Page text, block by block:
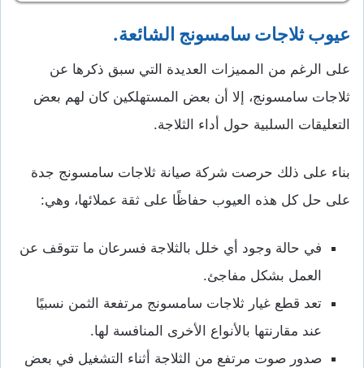
عيوب ثلاجات سامسونج الشائعة.
على الرغم من المميزات العديدة التي سبق ذكرها عن
ثلاجات سامسونج، إلا أن بعض المستهلكين كان لهم بعض
التعليقات السلبية حول أداء الثلاجة.
بناء على ذلك حرصت شركة صيانة ثلاجات سامسونج جدة
على حل كل هذه العيوب حفاظًا على ثقة عملائها، وهي:
في حالة وجود أي خلل بالثلاجة فسرعان ما تتوقف عن
العمل بشكل مفاجئ.
تعد قطع غيار ثلاجات سامسونج مرتفعة الثمن نسبيًا
عند مقارنتها بالأنواع الأخرى المنافسة لها.
صدور صوت مرتفع من الثلاجة أثناء التشغيل في بعض